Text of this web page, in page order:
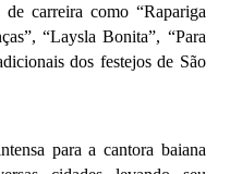
carreira como “Rapariga
“Laysla Bonita”, “Para
dos festejos de São
O mês de junho foi de agenda intensa para a cantora baiana